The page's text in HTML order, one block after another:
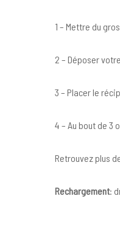
1 – Mettre du
2 – Déposer
3 – Placer le
4 – Au bout de 3
Retrouvez plus
Rechargement: